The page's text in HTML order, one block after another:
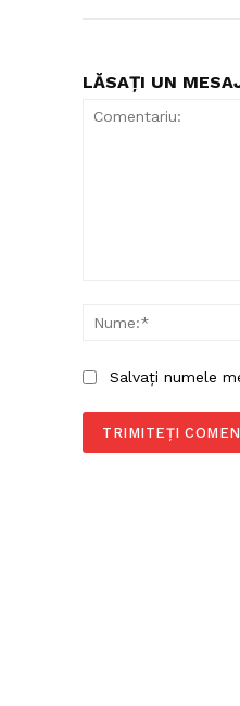
LĂSAȚI UN
Salvați numele